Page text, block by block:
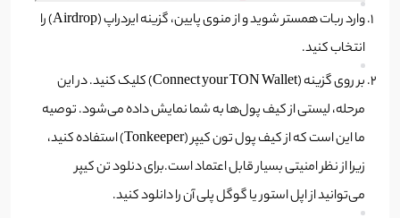
وارد ربات همستر شوید و از منوی پایین، گزینه ایردراپ (Airdrop) را
انتخاب کنید.
بر روی گزینه (Connect your TON Wallet) کلیک کنید. در این
مرحله، لیستی از کیف پول‌ها به شما نمایش داده می‌شود. توصیه
ما این است که از کیف پول تون کیپر (Tonkeeper) استفاده کنید،
زیرا از نظر امنیتی بسیار قابل اعتماد است.برای دنلود تن کیپر
می‌توانید از اپل استور یا گوگل پلی آن را دانلود کنید.